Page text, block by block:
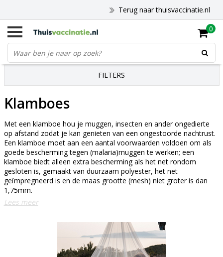
Terug naar thuisvaccinatie.nl
0
FILTERS
Klamboes
Met een klamboe hou je muggen, insecten en ander ongedierte
op afstand zodat je kan genieten van een ongestoorde nachtrust.
Een klamboe moet aan een aantal voorwaarden voldoen om als
goede bescherming tegen (malaria)muggen te werken; een
klamboe biedt alleen extra bescherming als het net rondom
gesloten is, gemaakt van duurzaam polyester, het net
geïmpregneerd is en de maas grootte (mesh) niet groter is dan
1,75mm.
Lees meer